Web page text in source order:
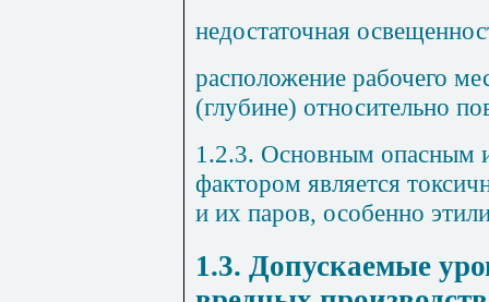
недостаточная
расположение рабочего
(глубине) относительно
1.2.3. Основным опасным
фактором является
и их паров, особенно
1.3. Допускаемые